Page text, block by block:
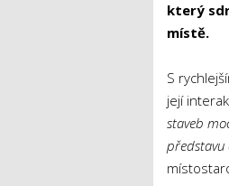
který
místě.
S
její
staveb
představu